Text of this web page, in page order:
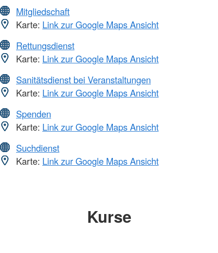
Mitgliedschaft
Karte: Link zur Google Maps Ansicht
Rettungsdienst
Karte: Link zur Google Maps Ansicht
Sanitätsdienst bei Veranstaltungen
Karte: Link zur Google Maps Ansicht
Spenden
Karte: Link zur Google Maps Ansicht
Suchdienst
Karte: Link zur Google Maps Ansicht
Kurse